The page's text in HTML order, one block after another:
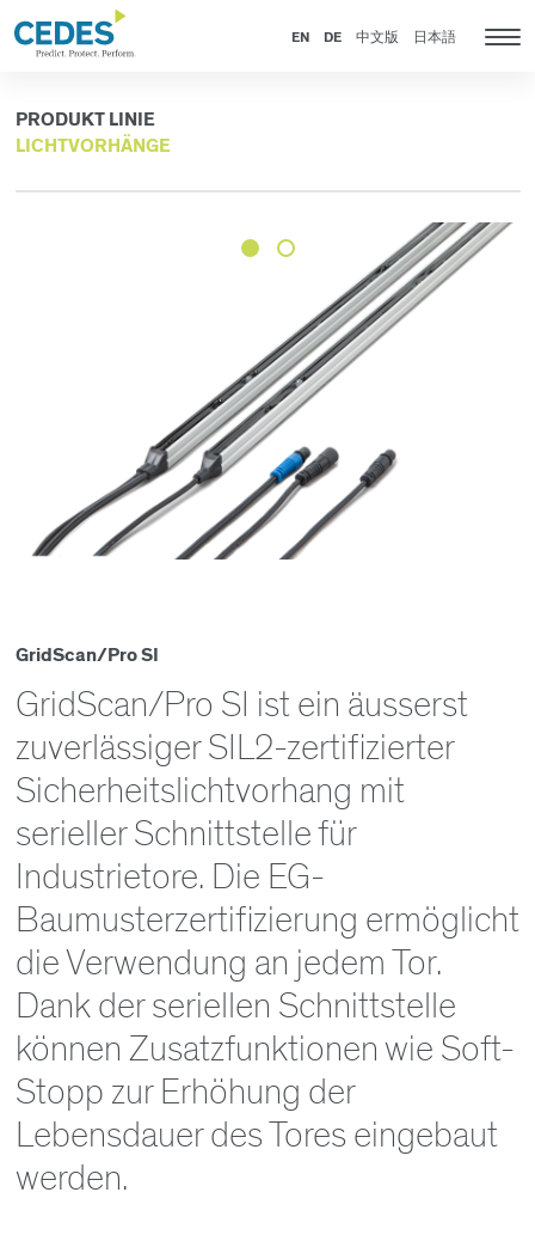
to
homepage
Navigation
springen
to
content
to
footer
EN DE 中文版 日本語
PRODUKT LINIE
LICHTVORHÄNGE
GridScan/Pro SI
GridScan/Pro SI ist ein äusserst
zuverlässiger SIL2-zertifizierter
Sicherheitslichtvorhang mit
serieller Schnittstelle für
Industrietore. Die EG-
Baumusterzertifizierung ermöglicht
die Verwendung an jedem Tor.
Dank der seriellen Schnittstelle
können Zusatzfunktionen wie Soft-
Stopp zur Erhöhung der
Lebensdauer des Tores eingebaut
werden.